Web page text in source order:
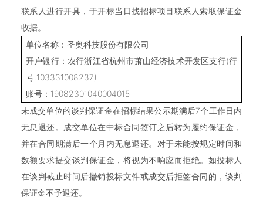
联系人进行开具，于开标当日找招标项目联系人索取保证金
收据。
单位名称：圣奥科技股份有限公司
开户银行：农行浙江省杭州市萧山经济技术开发区支行(行
号:103331008237)
账号：19082301040004015
未成交单位的谈判保证金在招标结果公示期满后7个工作日内
无息退还。成交单位在中标合同签订之后转为履约保证金，
并在合同期满后一个月内无息退还。对于未能按规定时间和
数额要求提交谈判保证金，将视为不响应而拒绝。如投标人
在谈判截止时间后撤销投标文件或成交后拒签合同的，谈判
保证金不予退还。